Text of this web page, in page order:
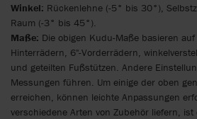
Winkel: Rückenlehne (-5° bis 30°),
Raum (-3° bis 45°).
Maße: Die obigen Kudu-Maße basieren
Hinterrädern, 6"-Vorderrädern,
und geteilten Fußstützen. Andere
Messungen führen. Um einige der oben
erreichen, können leichte Anpassungen
verschiedene Arten von Zubehör liefern, ist